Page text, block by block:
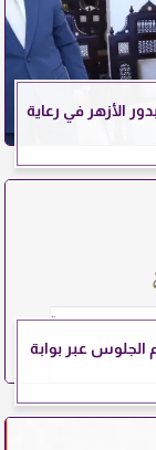
الأزهر في رعاية
القومي ورقم الجلوس عبر بوابة